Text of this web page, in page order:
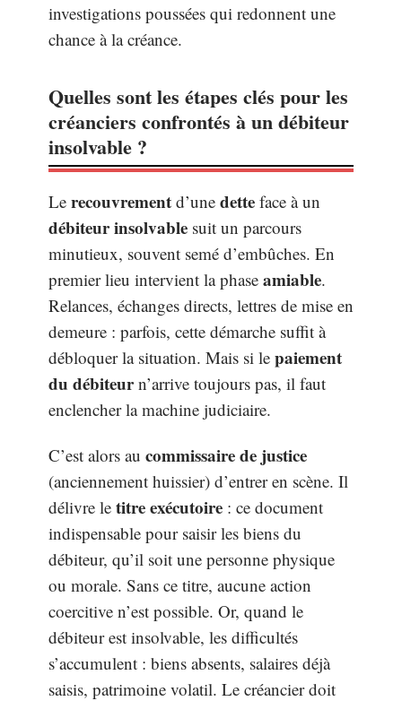
investigations poussées qui redonnent une
chance à la créance.
Quelles sont les étapes clés pour les
créanciers confrontés à un débiteur
insolvable ?
Le recouvrement d’une dette face à un
débiteur insolvable suit un parcours
minutieux, souvent semé d’embûches. En
premier lieu intervient la phase amiable.
Relances, échanges directs, lettres de mise en
demeure : parfois, cette démarche suffit à
débloquer la situation. Mais si le paiement
du débiteurn’arrive toujours pas, il faut
enclencher la machine judiciaire.
C’est alors au commissaire de justice
(anciennement huissier) d’entrer en scène. Il
délivre le titre exécutoire : ce document
indispensable pour saisir les biens du
débiteur, qu’il soit une personne physique
ou morale. Sans ce titre, aucune action
coercitive n’est possible. Or, quand le
débiteur est insolvable, les difficultés
s’accumulent : biens absents, salaires déjà
saisis, patrimoine volatil. Le créancier doit